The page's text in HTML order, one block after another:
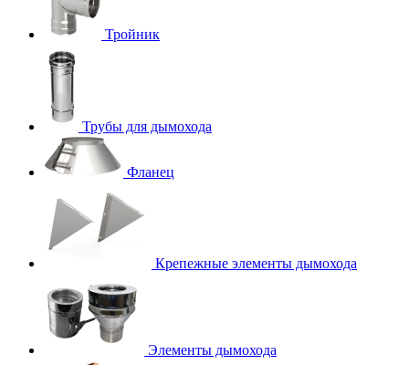
Тройник
Трубы для дымохода
Фланец
Крепежные элементы дымохода
Элементы дымохода